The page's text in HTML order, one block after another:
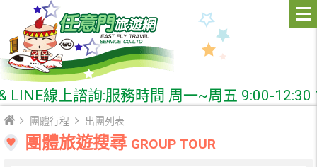
線上諮詢:服務時間 周一~周五 9:00-12:30
團體行程 出團列表
團體旅遊搜尋 GROUP TOUR